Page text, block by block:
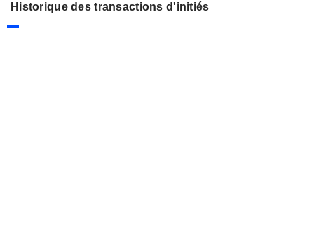
Historique des transactions d'initiés